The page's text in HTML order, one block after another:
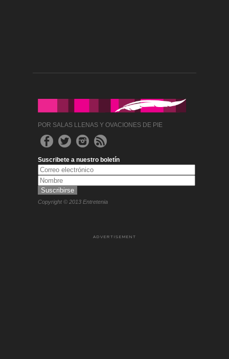
POR SALAS LLENAS Y OVACIONES DE PIE
Suscribete a nuestro boletín
Copyright © 2013 Entretenia
ADVERTISEMENT